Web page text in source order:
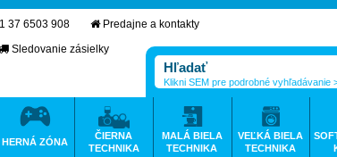
37 6503 908
Predajne a kontakty
Sledovanie zásielky
Klikni SEM pre podrobné vyhľadávanie
HERNÁ ZÓNA
ČIERNA
TECHNIKA
MALÁ BIELA
TECHNIKA
VEĽKÁ BIELA
TECHNIKA